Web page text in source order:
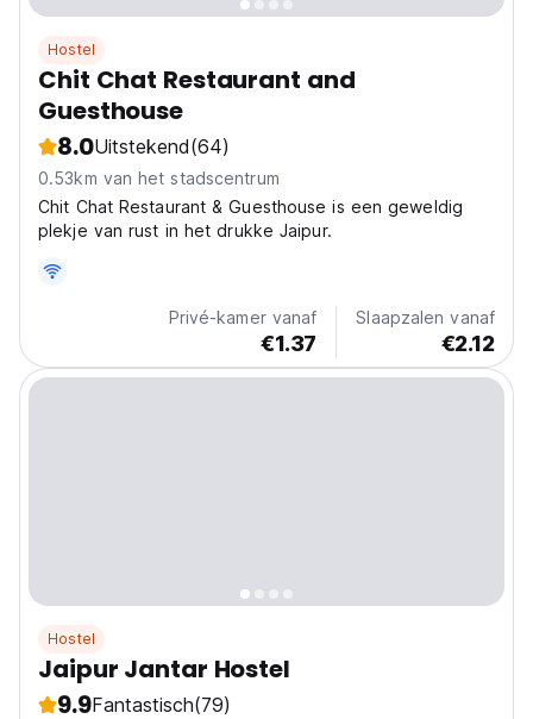
Hostel
Chit Chat Restaurant and
Guesthouse
8.0Uitstekend(64)
0.53km van het stadscentrum
Chit Chat Restaurant & Guesthouse is een geweldig
plekje van rust in het drukke Jaipur.
Privé-kamer vanaf
€1.37
Slaapzalen vanaf
€2.12
Hostel
Jaipur Jantar Hostel
9.9Fantastisch(79)